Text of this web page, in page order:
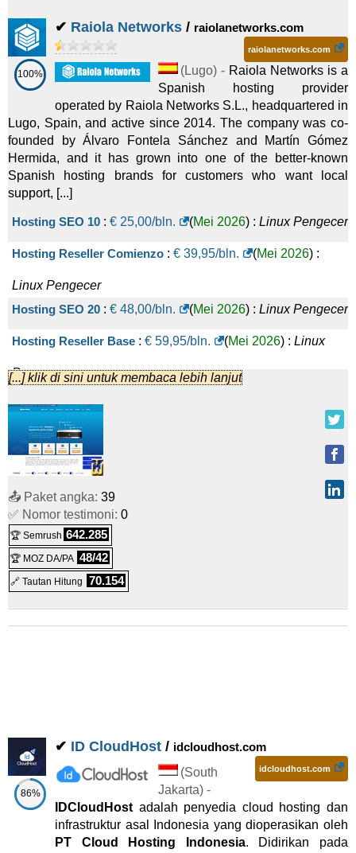
100%
✔ Raiola Networks / raiolanetworks.com
raiolanetworks.com
(Lugo) - Raiola Networks is a
Spanish hosting provider
operated by Raiola Networks S.L., headquartered in
Lugo, Spain, and active since 2014. The company was co-
founded by Álvaro Fontela Sánchez and Martín Gómez
Hermida, and it has grown into one of the better-known
Spanish hosting brands for customers who want local
support, [...]
Hosting SEO 10 : € 25,00/bln. (Mei 2026) : Linux Pengecer
Hosting Reseller Comienzo : € 39,95/bln. (Mei 2026) :
Linux Pengecer
Hosting SEO 20 : € 48,00/bln. (Mei 2026) : Linux Pengecer
Hosting Reseller Base : € 59,95/bln. (Mei 2026) : Linux
Pengecer
Linux Pengecer
Hosting SEO 40: Pengecer
Linux Pengecer
[...] klik di sini untuk membaca lebih lanjut
📤 Paket angka: 39
✅ Nomor testimoni: 0
🏆 Semrush 642.285
🏆 MOZ DA/PA 48/42
🔗 Tautan Hitung 70.154
86%
✔ ID CloudHost / idcloudhost.com
idcloudhost.com
(South
Jakarta) -
IDCloudHost adalah penyedia cloud hosting dan
infrastruktur asal Indonesia yang dioperasikan oleh
PT Cloud Hosting Indonesia. Didirikan pada